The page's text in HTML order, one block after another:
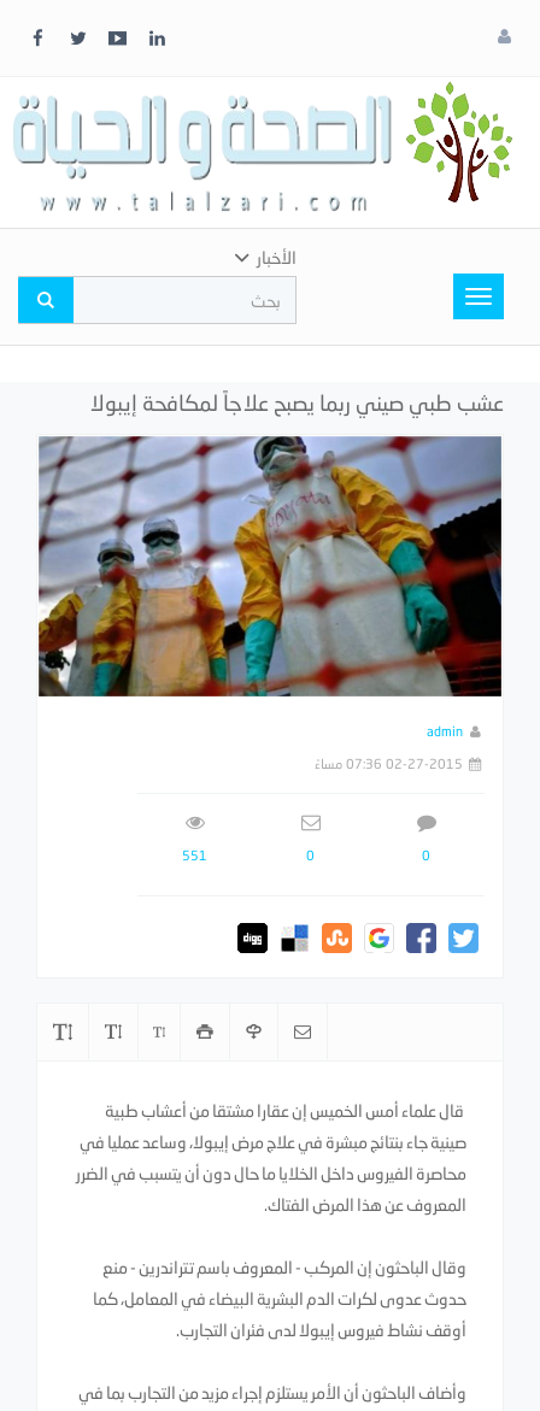
لونك
المفضل
Toggle
navigation
الأخبار
عشب طبي صيني ربما يصبح علاجاً لمكافحة إيبولا
admin
02-27-2015 07:36 مساءً
0
0
551
قال علماء أمس الخميس إن عقارا مشتقا من أعشاب طبية
صينية جاء بنتائج مبشرة في علاج مرض إيبولا، وساعد عمليا في
محاصرة الفيروس داخل الخلايا ما حال دون أن يتسبب في الضرر
المعروف عن هذا المرض الفتاك.
وقال الباحثون إن المركب - المعروف باسم تتراندرين - منع
حدوث عدوى لكرات الدم البشرية البيضاء في المعامل، كما
أوقف نشاط فيروس إيبولا لدى فئران التجارب.
وأضاف الباحثون أن الأمر يستلزم إجراء مزيد من التجارب بما في